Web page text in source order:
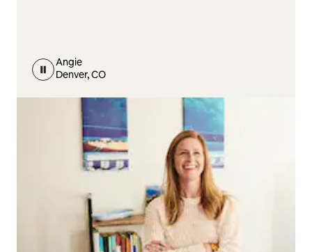
Angie
Denver, CO